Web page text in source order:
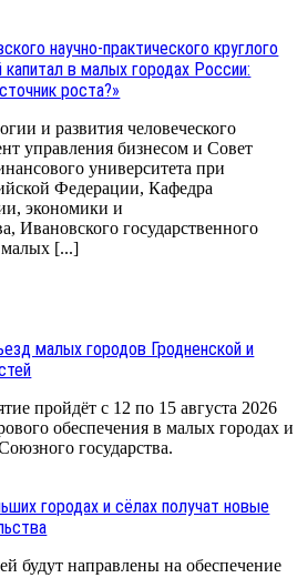
научно-практического круглого
в малых городах России:
роста?»
и развития человеческого
управления бизнесом и Совет
университета при
Федерации, Кафедра
экономики и
Ивановского государственного
малых [...]
малых городов Гродненской и
пройдёт с 12 по 15 августа 2026
обеспечения в малых городах и
государства.
городах и сёлах получат новые
будут направлены на обеспечение